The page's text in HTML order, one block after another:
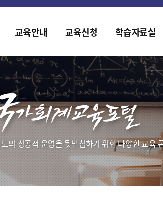
가 새롭게 개편되었습니다.
교육안내 교육신청 학습자료실
의 성공적 운영을 뒷받침하기 위한 다양한 교육